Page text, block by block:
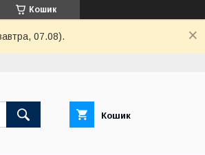
Кошик
07.08).
Кошик